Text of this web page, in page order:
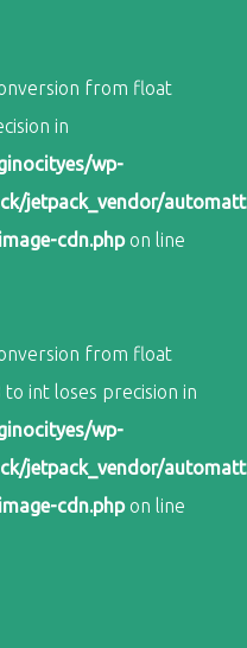
from float
in
wp-
jetpack_vendor/
cdn.phpon line
from float
int loses precision in
wp-
jetpack_vendor/
cdn.phpon line